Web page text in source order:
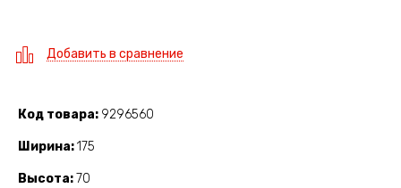
Добавить в сравнение
Код товара 9296560
Ширина 175
Высота 70